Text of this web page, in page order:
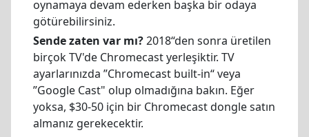
oynamaya devam ederken başka bir odaya
götürebilirsiniz.
Sende zaten var mı?2018“den sonra üretilen
birçok TV'de Chromecast yerleşiktir. TV
ayarlarınızda ”Chromecast built-in“ veya
”Google Cast" olup olmadığına bakın. Eğer
yoksa, $30-50 için bir Chromecast dongle satın
almanız gerekecektir.